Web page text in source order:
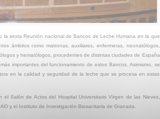
la sexta Reunión nacional de Bancos de Leche Humana en la que
ámbitos como matronas, auxiliares, enfermeras, neonatólogos,
y hematólogos, procedentes de distintas ciudades de España
importantes del funcionamiento de estos Bancos. Asimismo, se
en la calidad y seguridad de la leche que se procesa en estas
el Salón de Actos del Hospital Universitario Virgen de las Nieves,
y el Instituto de Investigación Biosanitaria de Granada.